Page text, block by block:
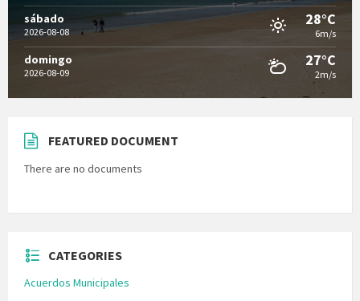
sábado
2026-08-08
28°C
6m/s
domingo
2026-08-09
27°C
2m/s
FEATURED DOCUMENT
There are no documents
CATEGORIES
Acuerdos Municipales